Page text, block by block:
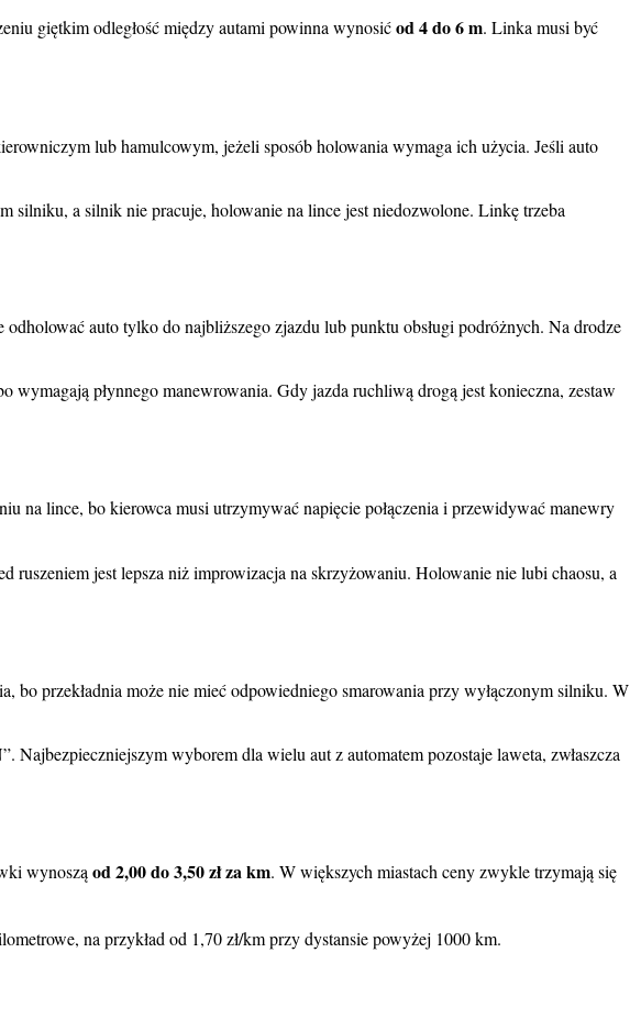
giętkim odległość między autami powinna wynosićod 4 do 6 m. Linka musi być
lub hamulcowym, jeżeli sposób holowania wymaga ich użycia. Jeśli auto
silniku, a silnik nie pracuje, holowanie na lince jest niedozwolone. Linkę trzeba
auto tylko do najbliższego zjazdu lub punktu obsługi podróżnych. Na drodze
płynnego manewrowania. Gdy jazda ruchliwą drogą jest konieczna, zestaw
na lince, bo kierowca musi utrzymywać napięcie połączenia i przewidywać manewry
ruszeniem jest lepsza niż improwizacja na skrzyżowaniu. Holowanie nie lubi chaosu, a
przekładnia może nie mieć odpowiedniego smarowania przy wyłączonym silniku. W
wyborem dla wielu aut z automatem pozostaje laweta, zwłaszcza
wynosząod 2,00 do 3,50 zł za km. W większych miastach ceny zwykle trzymają się
na przykład od 1,70 zł/km przy dystansie powyżej 1000 km.